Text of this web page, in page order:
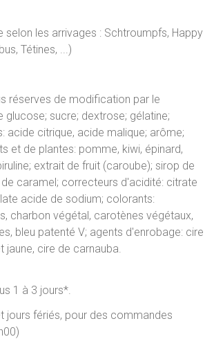
selon les arrivages : Schtroumpfs, Happy
Tétines, ...)
réserves de modification par le
glucose; sucre; dextrose; gélatine;
acide citrique, acide malique; arôme;
et de plantes: pomme, kiwi, épinard,
extrait de fruit (caroube); sirop de
caramel; correcteurs d'acidité: citrate
acide de sodium; colorants:
charbon végétal, carotènes végétaux,
bleu patenté V; agents d'enrobage: cire
jaune, cire de carnauba.
1 à 3 jours*.
jours fériés, pour des commandes